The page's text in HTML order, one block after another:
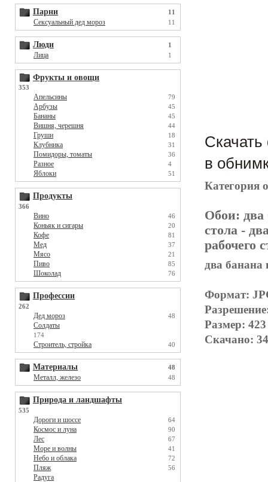
Парни 11
Сексуальный дед мороз 11
Люди 1
Лица 1
Фрукты и овощи
353
Апельсины 79
Арбузы 45
Бананы 45
Вишня, черешня 44
Груши 18
Клубника 31
Помидоры, томаты 36
Разное 4
Яблоки 51
Продукты
366
Вино 46
Коньяк и сигары 20
Кофе 81
Мед 37
Мясо 21
Пиво 85
Шоколад 76
Профессии
262
Дед мороз 48
Солдаты
174
Строитель, стройка 40
Материалы 48
Металл, железо 48
Природа и ландшафты
535
Дороги и шоссе 64
Космос и луна 90
Лес 67
Море и волны 41
Небо и облака 72
Пляж 56
Радуга
Скачать
в
Категория
Обои: два
стола-
рабочего
два банана
Формат:
Размер:
Скачано: